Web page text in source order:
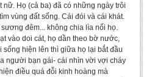
Họ (cả ba) đã có những ngày trôi
vùng đất sống. Cái đói và cái khát.
đêm... không chia lìa nổi họ.
vào doi cát, họ dần theo bờ nước,
hiện lên thì giữa họ lại bắt đầu
người bạn gái- cái nhìn vời vợi cháy
điều quá đỗi kinh hoàng mà